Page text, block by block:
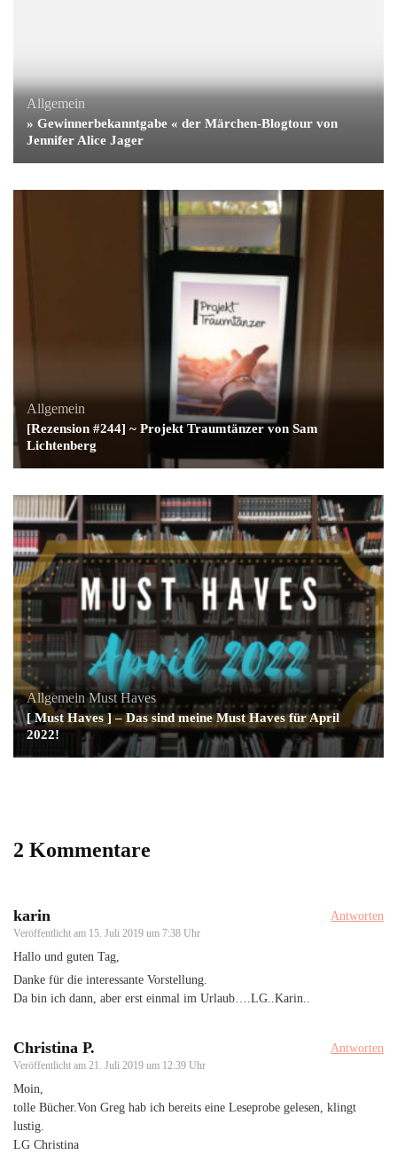
Allgemein
» Gewinnerbekanntgabe « der Märchen-Blogtour von
Jennifer Alice Jager
Allgemein
[Rezension #244] ~ Projekt Traumtänzer von Sam
Lichtenberg
Allgemein Must Haves
[ Must Haves ] – Das sind meine Must Haves für April
2022!
2 Kommentare
karin
Veröffentlicht am 15. Juli 2019 um 7:38 Uhr
Antworten
Hallo und guten Tag,
Danke für die interessante Vorstellung.
Da bin ich dann, aber erst einmal im Urlaub….LG..Karin..
Christina P.
Veröffentlicht am 21. Juli 2019 um 12:39 Uhr
Antworten
Moin,
tolle Bücher.Von Greg hab ich bereits eine Leseprobe gelesen, klingt
lustig.
LG Christina